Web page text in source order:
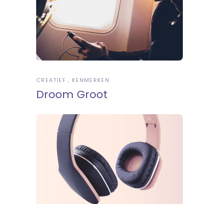
CREATIEF KENMERKEN
Droom Groot